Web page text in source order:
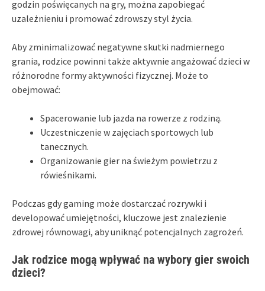
godzin poświęcanych na gry, można zapobiegać
uzależnieniu i promować zdrowszy styl życia.
Aby zminimalizować negatywne skutki nadmiernego
grania, rodzice powinni także aktywnie angażować dzieci w
różnorodne formy aktywności fizycznej. Może to
obejmować:
Spacerowanie lub jazda na rowerze z rodziną.
Uczestniczenie w zajęciach sportowych lub
tanecznych.
Organizowanie gier na świeżym powietrzu z
rówieśnikami.
Podczas gdy gaming może dostarczać rozrywki i
developować umiejętności, kluczowe jest znalezienie
zdrowej równowagi, aby uniknąć potencjalnych zagrożeń.
Jak rodzice mogą wpływać na wybory gier swoich
dzieci?